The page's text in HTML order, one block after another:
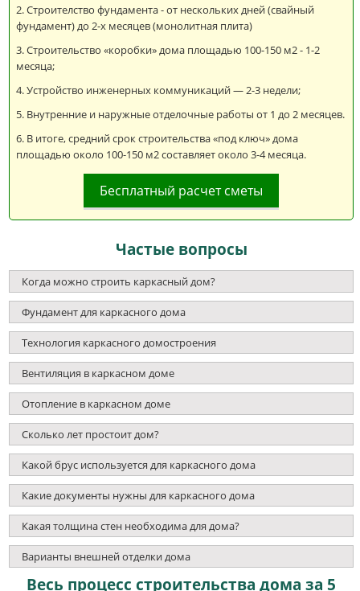
Строителство фундамента - от нескольких дней (свайный
фундамент) до 2-х месяцев (монолитная плита)
Строительство «коробки» дома площадью 100-150 м2 - 1-2
месяца;
Устройство инженерных коммуникаций — 2-3 недели;
Внутренние и наружные отделочные работы от 1 до 2 месяцев.
В итоге, средний срок строительства «под ключ» дома
площадью около 100-150 м2 составляет около 3-4 месяца.
Бесплатный расчет сметы
Частые вопросы
Когда можно строить каркасный дом?
Фундамент для каркасного дома
Технология каркасного домостроения
Вентиляция в каркасном доме
Отопление в каркасном доме
Сколько лет простоит дом?
Какой брус используется для каркасного дома
Какие документы нужны для каркасного дома
Какая толщина стен необходима для дома?
Варианты внешней отделки дома
Весь процесс строительства дома за 5